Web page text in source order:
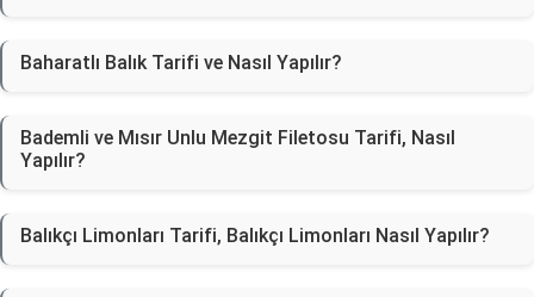
Baharatlı Balık Tarifi ve Nasıl Yapılır?
Bademli ve Mısır Unlu Mezgit Filetosu Tarifi, Nasıl
Yapılır?
Balıkçı Limonları Tarifi, Balıkçı Limonları Nasıl Yapılır?